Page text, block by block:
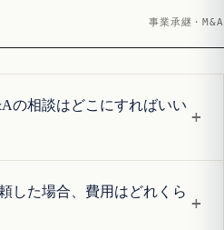
事業承継・M&A
の相談はどこにすればいい
+
した場合、費用はどれくら
+